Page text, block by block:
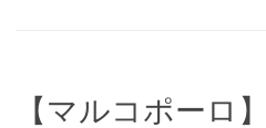
【マルコポーロ